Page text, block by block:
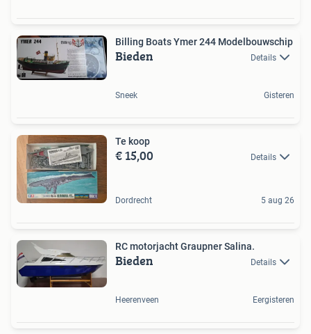
Billing Boats Ymer 244 Modelbouwschip
Bieden Details
Sneek Gisteren
Te koop
€ 15,00 Details
Dordrecht 5 aug 26
RC motorjacht Graupner Salina.
Bieden Details
Heerenveen Eergisteren